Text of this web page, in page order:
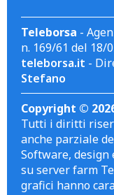
Teleborsa -
n. 169/61 del 18/
teleborsa.it -
Stefano
Copyright ©
Tutti i diritti
anche parziale
Software, design
su server farm
grafici hanno